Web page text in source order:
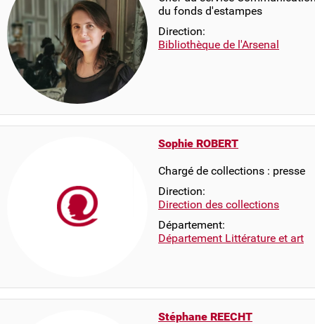
du fonds d'estampes
Direction:
Bibliothèque de l'Arsenal
Sophie ROBERT
Chargé de collections : presse
Direction:
Direction des collections
Département:
Département Littérature et art
Stéphane REECHT